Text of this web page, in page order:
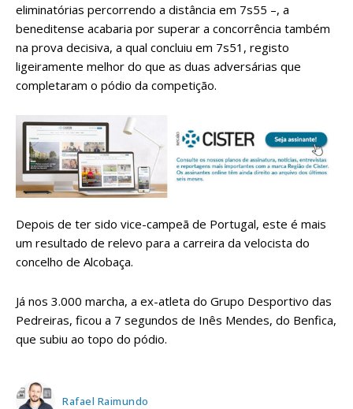
eliminatórias percorrendo a distância em 7s55 –, a
beneditense acabaria por superar a concorrência também
na prova decisiva, a qual concluiu em 7s51, registo
ligeiramente melhor do que as duas adversárias que
completaram o pódio da competição.
Depois de ter sido vice-campeã de Portugal, este é mais
um resultado de relevo para a carreira da velocista do
concelho de Alcobaça.
Já nos 3.000 marcha, a ex-atleta do Grupo Desportivo das
Pedreiras, ficou a 7 segundos de Inês Mendes, do Benfica,
que subiu ao topo do pódio.
Rafael Raimundo